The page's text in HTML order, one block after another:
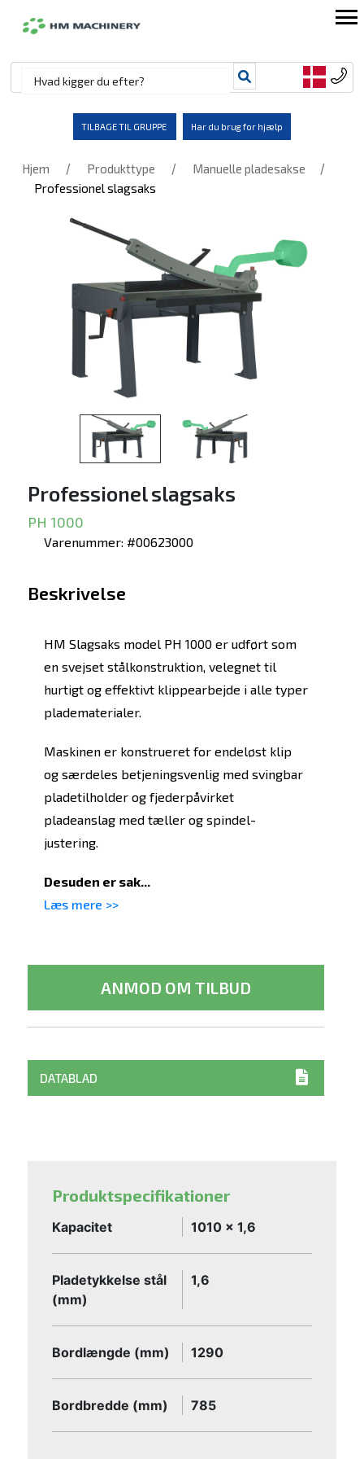
TILBAGE TIL GRUPPE Har du brug for hjælp
Hjem / Produkttype / Manuelle pladesakse /
Professionel slagsaks
Professionel slagsaks
PH 1000
Varenummer: #00623000
Beskrivelse
HM Slagsaks model PH 1000 er udført som
en svejset stålkonstruktion, velegnet til
hurtigt og effektivt klippearbejde i alle typer
pladematerialer.
Maskinen er konstrueret for endeløst klip
og særdeles betjeningsvenlig med svingbar
pladetilholder og fjederpåvirket
pladeanslag med tæller og spindel-
justering.
Desuden er sak...
Læs mere >>
ANMOD OM TILBUD
DATABLAD
Produktspecifikationer
Kapacitet 1010 x 1,6
Pladetykkelse stål
(mm)
1,6
Bordlængde (mm) 1290
Bordbredde (mm) 785